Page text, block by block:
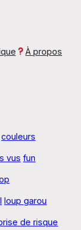
À propos
couleurs
vus fun
loup garou
de risque